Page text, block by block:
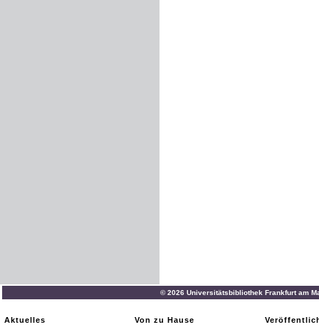
© 2026 Universitätsbibliothek Frankfurt am
Aktuelles
Von zu Hause